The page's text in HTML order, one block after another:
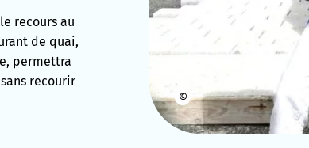
©
recours au
de quai,
permettra
recourir